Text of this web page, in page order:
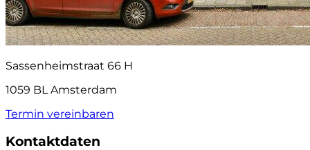
Sassenheimstraat 66 H
1059 BL Amsterdam
Termin vereinbaren
Kontaktdaten